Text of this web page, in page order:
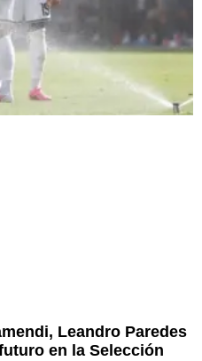
Leandro Paredes
en la Selección